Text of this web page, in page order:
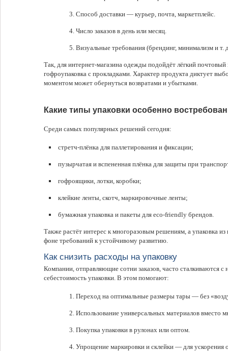
Способ доставки — курьер, почта, маркетплейс.
Число заказов в день или месяц.
Визуальные требования (брендинг, минимализм и т.
Так, для интернет-магазина одежды подойдёт лёгкий
гофроупаковка с прокладками. Характер продукта диктует
моментом может обернуться возвратами и убытками.
Какие типы упаковки особенно
Среди самых популярных решений сегодня:
стретч-плёнка для паллетирования и фиксации;
пузырчатая и вспененная плёнка для защиты при
гофроящики, лотки, коробки;
клейкие ленты, скотч, маркировочные ленты;
бумажная упаковка и пакеты для eco-friendly брендов.
Также растёт интерес к многоразовым решениям, а упаковка
фоне требований к устойчивому развитию.
Как снизить расходы на упаковку
Компании, отправляющие сотни заказов, часто сталкиваются
себестоимость упаковки. В этом помогают:
Переход на оптимальные размеры тары — без
Использование универсальных материалов вместо
Покупка упаковки в рулонах или оптом.
Упрощение маркировки и склейки — для ускорения